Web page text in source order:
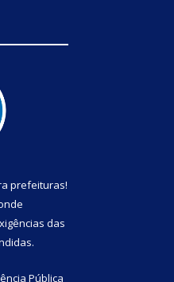
prefeituras!
das
Pública